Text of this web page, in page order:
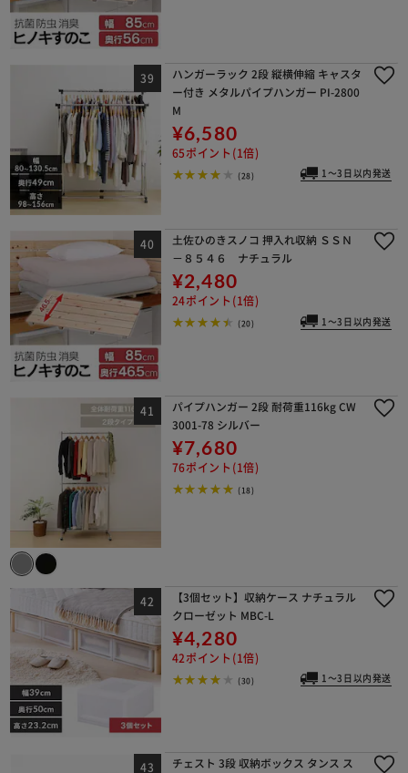
ハンガーラック 2段 縦横伸縮 キャスタ
ー付き メタルパイプハンガー PI-2800
M
¥6,580
65ポイント(1倍)
(28) 1～3日以内発送
土佐ひのきスノコ 押入れ収納 ＳＳＮ
－８５４６ ナチュラル
¥2,480
24ポイント(1倍)
(20) 1～3日以内発送
パイプハンガー 2段 耐荷重116kg CW
3001-78 シルバー
¥7,680
76ポイント(1倍)
(18)
【3個セット】収納ケース ナチュラル
クローゼット MBC-L
¥4,280
42ポイント(1倍)
(30) 1～3日以内発送
チェスト 3段 収納ボックス タンス ス